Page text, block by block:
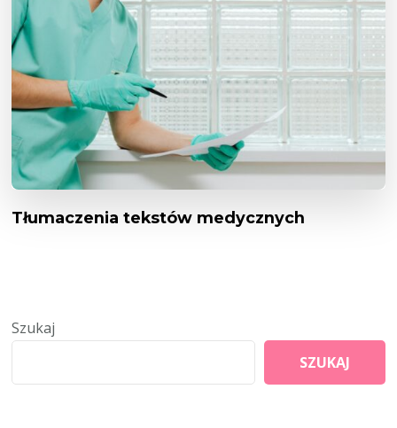
Tłumaczenia tekstów medycznych
Szukaj
SZUKAJ